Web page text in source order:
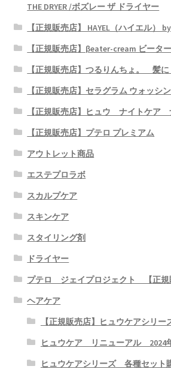
THE DRYER /ボズレー ザ ドライヤー
【正規販売店】 HAYEL（ハイエル）
【正規販売店】βeater-cream ビータ
【正規販売店】つるりんちょ。 髪に
【正規販売店】セラグラム ウォッシ
【正規販売店】ヒュウ ナイトケア
【正規販売店】プテロ プレミアム
アウトレット商品
エステプロラボ
スカルプケア
スキンケア
スタイリング剤
ドライヤー
プテロ ジェイプロジェクト 【正規
ヘアケア
【正規販売店】ヒュウケアシリー
ヒュウケア リニューアル 2024
ヒュウケアシリーズ 各種セット